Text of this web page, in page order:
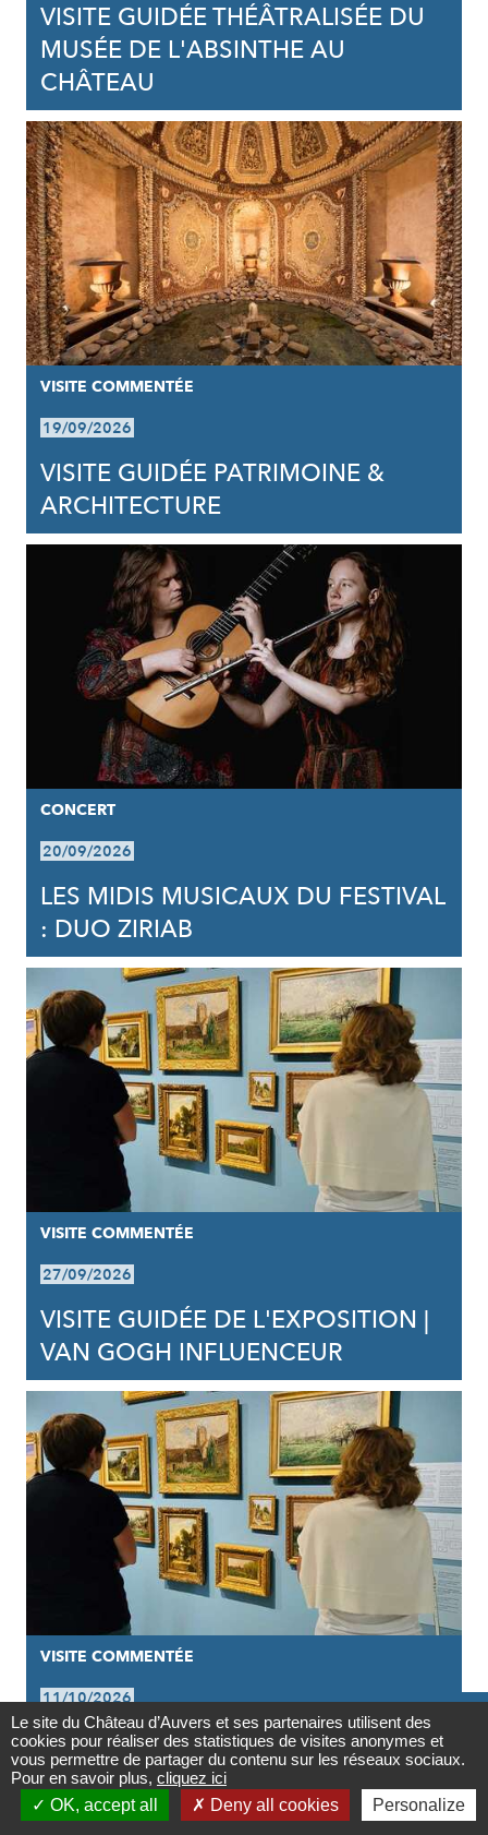
Contact

Newsletter
VISITE GUIDÉE THÉÂTRALISÉE DU
MUSÉE DE L'ABSINTHE AU
CHÂTEAU
VISITE COMMENTÉE
19/09/2026
VISITE GUIDÉE PATRIMOINE &
ARCHITECTURE
CONCERT
20/09/2026
LES MIDIS MUSICAUX DU FESTIVAL
: DUO ZIRIAB
VISITE COMMENTÉE
27/09/2026
VISITE GUIDÉE DE L'EXPOSITION |
VAN GOGH INFLUENCEUR
VISITE COMMENTÉE
11/10/2026
VISITE GUIDÉE DE L'EXPOSITION |
VAN GOGH INFLUENCEUR
Le site du Château d’Auvers et ses partenaires utilisent des
cookies pour réaliser des statistiques de visites anonymes et
vous permettre de partager du contenu sur les réseaux sociaux.
Pour en savoir plus, cliquez ici
OK, accept all
Deny all cookies Personalize